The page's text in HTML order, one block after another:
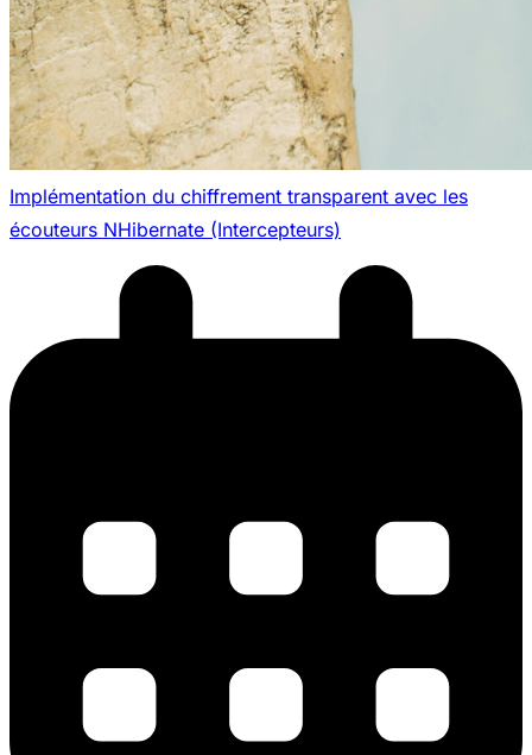
Implémentation du chiffrement transparent avec les
écouteurs NHibernate (Intercepteurs)